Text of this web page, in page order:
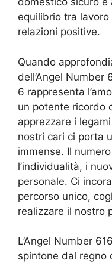
equilibrio tra
relazioni positive.
Quando
dell’Angel Number
6 rappresenta
un potente ricordo
apprezzare i
nostri cari ci porta
immense. Il
l’individualità, i
personale. Ci
percorso unico,
realizzare il nostro
L’Angel Number
spintone dal regno